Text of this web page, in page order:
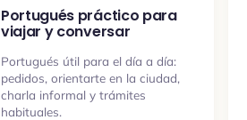
Portugués práctico para
viajar y conversar
Portugués útil para el día a día:
pedidos, orientarte en la ciudad,
charla informal y trámites
habituales.